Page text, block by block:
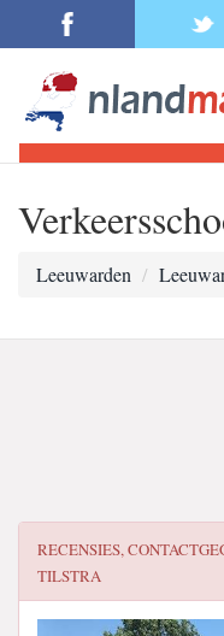
Leeuwarden
RECENSIES,
TILSTRA